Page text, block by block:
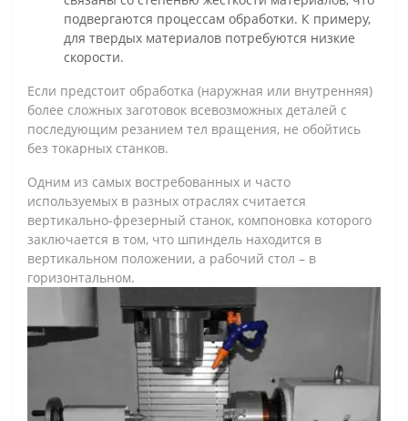
подвергаются процессам обработки. К примеру,
для твердых материалов потребуются низкие
скорости.
Если предстоит обработка (наружная или внутренняя)
более сложных заготовок всевозможных деталей с
последующим резанием тел вращения, не обойтись
без токарных станков.
Одним из самых востребованных и часто
используемых в разных отраслях считается
вертикально-фрезерный станок, компоновка которого
заключается в том, что шпиндель находится в
вертикальном положении, а рабочий стол – в
горизонтальном.